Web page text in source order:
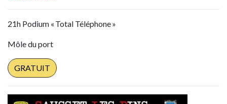
21h Podium « Total Téléphone »
Môle du port
GRATUIT